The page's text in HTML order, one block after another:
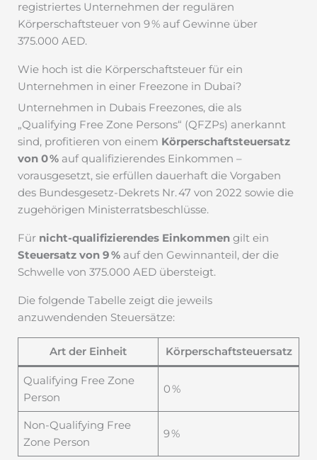
registriertes Unternehmen der regulären
Körperschaftsteuer von 9 % auf Gewinne über
375.000 AED.
Wie hoch ist die Körperschaftsteuer für ein
Unternehmen in einer Freezone in Dubai?
Unternehmen in Dubais Freezones, die als
„Qualifying Free Zone Persons“ (QFZPs) anerkannt
sind, profitieren von einem Körperschaftsteuersatz
von 0 % auf qualifizierendes Einkommen –
vorausgesetzt, sie erfüllen dauerhaft die Vorgaben
des Bundesgesetz-Dekrets Nr. 47 von 2022 sowie die
zugehörigen Ministerratsbeschlüsse.
Für nicht-qualifizierendes Einkommen gilt ein
Steuersatz von 9 % auf den Gewinnanteil, der die
Schwelle von 375.000 AED übersteigt.
Die folgende Tabelle zeigt die jeweils
anzuwendenden Steuersätze:
Art der Einheit Körperschaftsteuersatz
Qualifying Free Zone
Person
0 %
Non-Qualifying Free
Zone Person
9 %